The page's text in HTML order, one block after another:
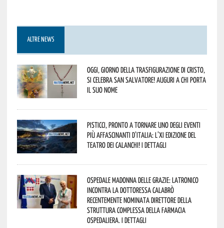
ALTRE NEWS
Oggi, giorno della Trasfigurazione di Cristo,
si celebra San Salvatore! Auguri a chi porta
il suo nome
Pisticci, pronto a tornare uno degli eventi
più affascinanti d’Italia: l’XI edizione del
Teatro dei Calanchi! I dettagli
Ospedale Madonna delle Grazie: Latronico
incontra la dottoressa Calabrò
recentemente nominata Direttore della
Struttura Complessa della Farmacia
Ospedaliera. I dettagli